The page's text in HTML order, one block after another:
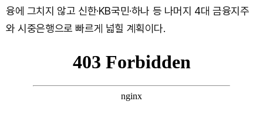
융에 그치지 않고 신한·KB국민·하나 등 나머지 4대 금융지주
와 시중은행으로 빠르게 넓힐 계획이다.